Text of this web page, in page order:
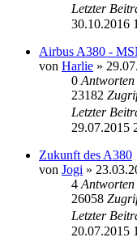
Letzter
30.10.2016
Airbus A380 -
von Harlie »
0 Antworten
23182
Letzter
29.07.2015
Zukunft des A380
von Jogi »
4 Antworten
26058
Letzter
20.07.2015